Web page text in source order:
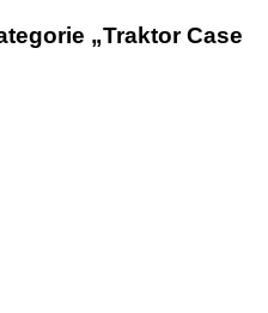
„Traktor Case